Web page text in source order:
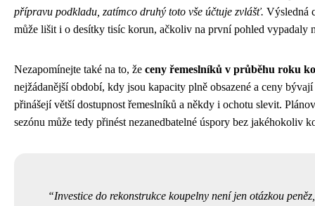
přípravu podkladu, zatímco druhý toto vše účtuje zvlášť. Výsledná
může lišit i o desítky tisíc korun, ačkoliv na první pohled vypadaly
Nezapomínejte také na to, že ceny řemeslníků v průběhu roku
nejžádanější období, kdy jsou kapacity plně obsazené a ceny
přinášejí větší dostupnost řemeslníků a někdy i ochotu slevit.
sezónu může tedy přinést nezanedbatelné úspory bez jakéhokoliv
Investice do rekonstrukce koupelny není jen otázkou